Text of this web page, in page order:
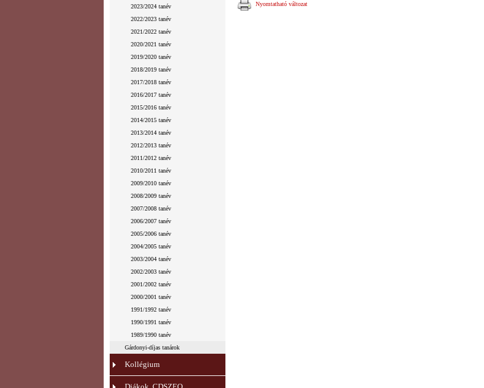
2023/2024 tanév
2022/2023 tanév
2021/2022 tanév
2020/2021 tanév
2019/2020 tanév
2018/2019 tanév
2017/2018 tanév
2016/2017 tanév
2015/2016 tanév
2014/2015 tanév
2013/2014 tanév
2012/2013 tanév
2011/2012 tanév
2010/2011 tanév
2009/2010 tanév
2008/2009 tanév
2007/2008 tanév
2006/2007 tanév
2005/2006 tanév
2004/2005 tanév
2003/2004 tanév
2002/2003 tanév
2001/2002 tanév
2000/2001 tanév
1991/1992 tanév
1990/1991 tanév
1989/1990 tanév
Gárdonyi-díjas tanárok
Kollégium
Nyomtatható változat